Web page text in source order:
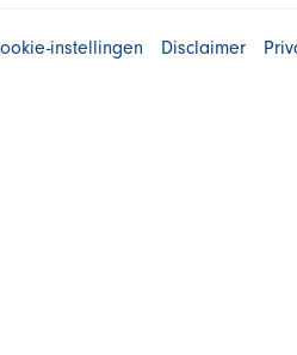
instellingen Disclaimer